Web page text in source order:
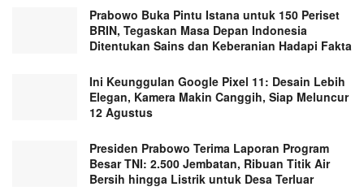
Prabowo Buka Pintu Istana untuk 150 Periset
BRIN, Tegaskan Masa Depan Indonesia
Ditentukan Sains dan Keberanian Hadapi Fakta
Ini Keunggulan Google Pixel 11: Desain Lebih
Elegan, Kamera Makin Canggih, Siap Meluncur
12 Agustus
Presiden Prabowo Terima Laporan Program
Besar TNI: 2.500 Jembatan, Ribuan Titik Air
Bersih hingga Listrik untuk Desa Terluar